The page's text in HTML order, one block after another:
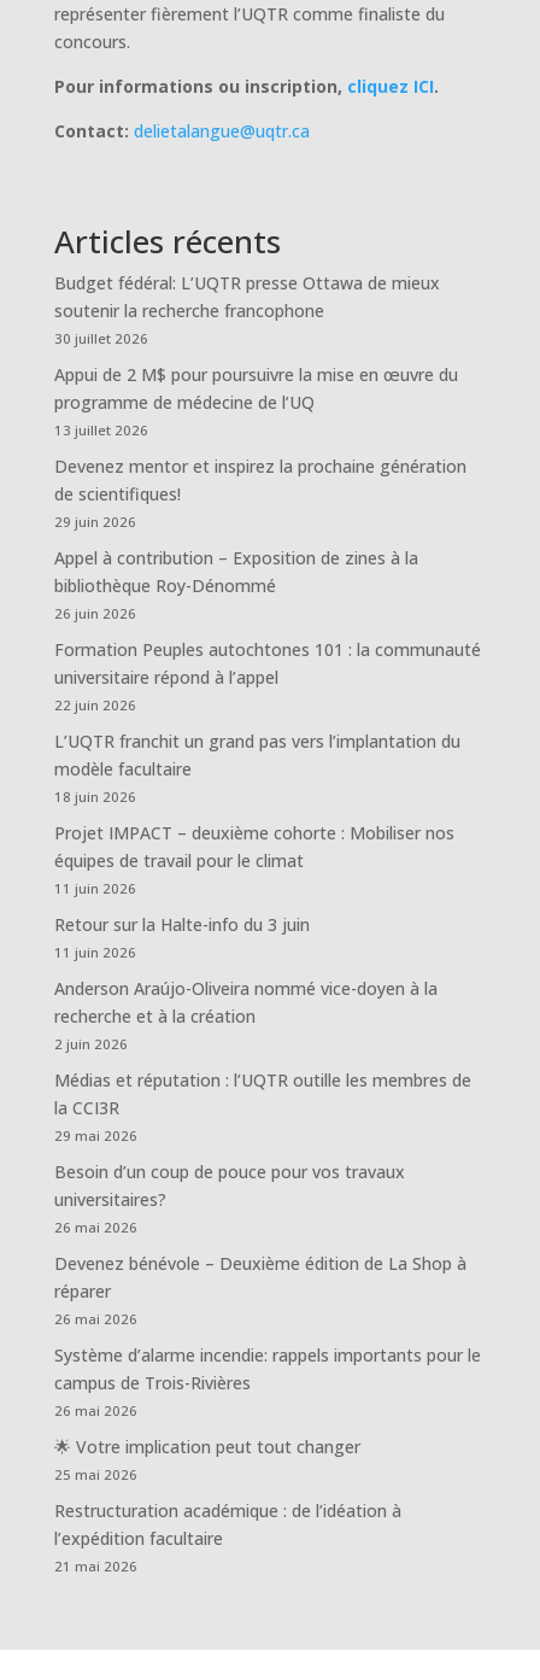
représenter fièrement l’UQTR comme finaliste du
concours.
Pour informations ou inscription, cliquez ICI.
Contact: delietalangue@uqtr.ca
Articles récents
Budget fédéral: L’UQTR presse Ottawa de mieux
soutenir la recherche francophone
30 juillet 2026
Appui de 2 M$ pour poursuivre la mise en œuvre du
programme de médecine de l’UQ
13 juillet 2026
Devenez mentor et inspirez la prochaine génération
de scientifiques!
29 juin 2026
Appel à contribution – Exposition de zines à la
bibliothèque Roy-Dénommé
26 juin 2026
Formation Peuples autochtones 101 : la communauté
universitaire répond à l’appel
22 juin 2026
L’UQTR franchit un grand pas vers l’implantation du
modèle facultaire
18 juin 2026
Projet IMPACT – deuxième cohorte : Mobiliser nos
équipes de travail pour le climat
11 juin 2026
Retour sur la Halte-info du 3 juin
11 juin 2026
Anderson Araújo-Oliveira nommé vice-doyen à la
recherche et à la création
2 juin 2026
Médias et réputation : l’UQTR outille les membres de
la CCI3R
29 mai 2026
Besoin d’un coup de pouce pour vos travaux
universitaires?
26 mai 2026
Devenez bénévole – Deuxième édition de La Shop à
réparer
26 mai 2026
Système d’alarme incendie: rappels importants pour le
campus de Trois-Rivières
26 mai 2026
🌟 Votre implication peut tout changer
25 mai 2026
Restructuration académique : de l’idéation à
l’expédition facultaire
21 mai 2026